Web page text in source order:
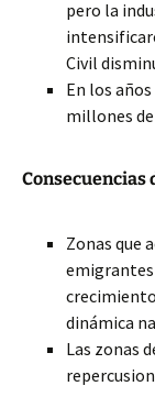
pero la
Civil
En los años
millones
Zonas que
dinámica
Las zonas